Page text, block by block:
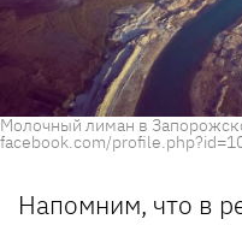
Молочный лиман в
facebook.com/
Напомним, что в